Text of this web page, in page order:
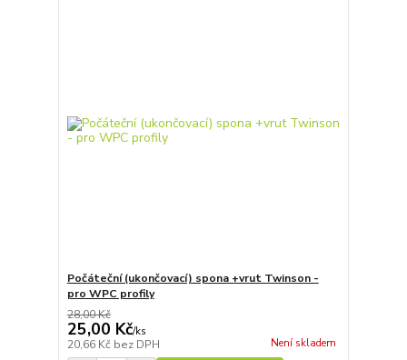
Počáteční (ukončovací) spona +vrut Twinson -
pro WPC profily
28,00 Kč
25,00 Kč/ks
20,66 Kč bez DPH Není skladem